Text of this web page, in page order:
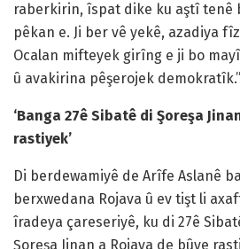
raberkirin, îspat dike ku aştî tenê
pêkan e. Ji ber vê yekê, azadiya
Ocalan mifteyek girîng e ji bo
û avakirina pêşerojek demokratîk.”
‘Banga 27ê Sibatê di Şoreşa
rastiyek’
Di berdewamiyê de Arîfe Aslanê
berxwedana Rojava û ev tişt li
îradeya çareseriyê, ku di 27ê
Şoreşa Jinan a Rojava de bûye